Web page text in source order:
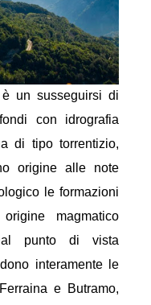
è un susseguirsi di
con idrografia
di tipo torrentizio,
origine alle note
le formazioni
magmatico
punto di vista
interamente le
e Butramo,